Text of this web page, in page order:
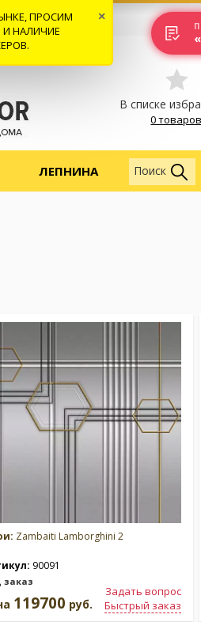
В списке
0 товаров
ЛЕПНИНА Везде
Поиск
Zambaiti Lamborghini 2
90091
заказ
Задать вопрос
Быстрый заказ
119700 руб.
ПРОСИМ
НАЛИЧИЕ
×